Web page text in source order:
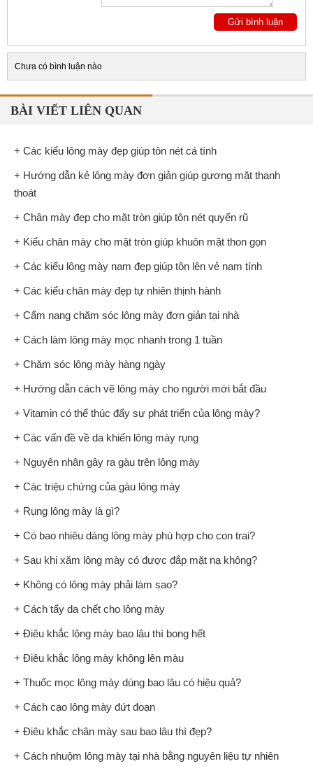
Chưa có bình luận nào
BÀI VIẾT LIÊN QUAN
+ Các kiểu lông mày đẹp giúp tôn nét cá tính
+ Hướng dẫn kẻ lông mày đơn giản giúp gương mặt thanh
thoát
+ Chân mày đẹp cho mặt tròn giúp tôn nét quyến rũ
+ Kiểu chân mày cho mặt tròn giúp khuôn mặt thon gọn
+ Các kiểu lông mày nam đẹp giúp tôn lên vẻ nam tính
+ Các kiểu chân mày đẹp tự nhiên thịnh hành
+ Cẩm nang chăm sóc lông mày đơn giản tại nhà
+ Cách làm lông mày mọc nhanh trong 1 tuần
+ Chăm sóc lông mày hàng ngày
+ Hướng dẫn cách vẽ lông mày cho người mới bắt đầu
+ Vitamin có thể thúc đẩy sự phát triển của lông mày?
+ Các vấn đề về da khiến lông mày rụng
+ Nguyên nhân gây ra gàu trên lông mày
+ Các triệu chứng của gàu lông mày
+ Rụng lông mày là gì?
+ Có bao nhiêu dáng lông mày phù hợp cho con trai?
+ Sau khi xăm lông mày có được đắp mặt nạ không?
+ Không có lông mày phải làm sao?
+ Cách tẩy da chết cho lông mày
+ Điêu khắc lông mày bao lâu thì bong hết
+ Điêu khắc lông mày không lên màu
+ Thuốc mọc lông mày dùng bao lâu có hiệu quả?
+ Cách cạo lông mày đứt đoạn
+ Điêu khắc chân mày sau bao lâu thì đẹp?
+ Cách nhuộm lông mày tại nhà bằng nguyên liệu tự nhiên